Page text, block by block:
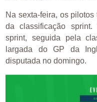
Na sexta-feira, os
da classificação
sprint, seguida pela
largada do GP da
disputada no domingo.